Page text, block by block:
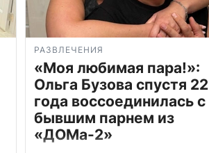
РАЗВЛЕЧЕНИЯ
«Моя любимая пара!»:
Ольга Бузова спустя 22
года воссоединилась с
бывшим парнем из
«ДОМа-2»